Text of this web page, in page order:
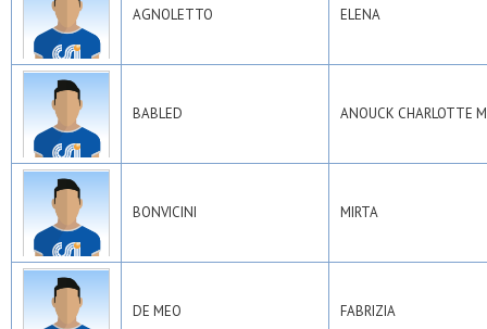
AGNOLETTO ELENA
BABLED ANOUCK CHARLOTTE
BONVICINI MIRTA
DE MEO FABRIZIA